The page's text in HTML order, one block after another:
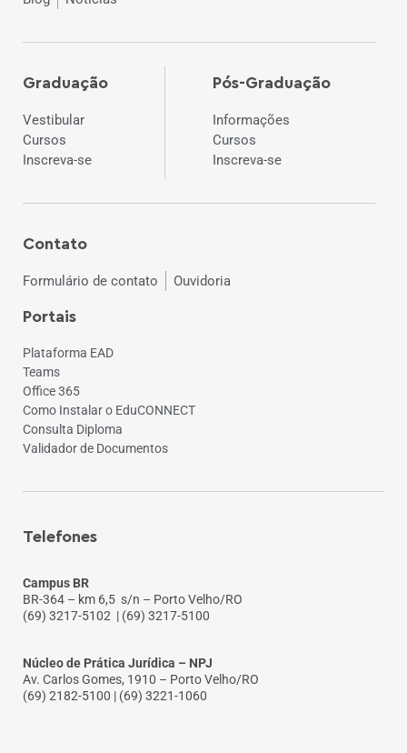
Graduação
Vestibular
Cursos
Inscreva-se
Pós-Graduação
Informações
Cursos
Inscreva-se
Contato
Formulário de contato Ouvidoria
Portais
Plataforma EAD
Teams
Office 365
Como Instalar o EduCONNECT
Consulta Diploma
Validador de Documentos
Telefones
Campus BR
BR-364 – km 6,5 s/n – Porto Velho/RO
(69) 3217-5102 | (69) 3217-5100
Núcleo de Prática Jurídica – NPJ
Av. Carlos Gomes, 1910 – Porto Velho/RO
(69) 2182-5100 | (69) 3221-1060